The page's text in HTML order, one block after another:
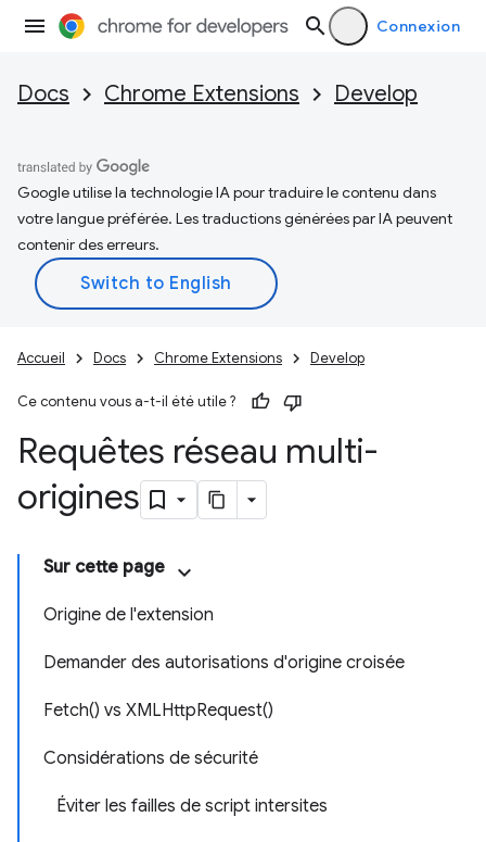
Connexion
Docs Chrome Extensions Develop
Google utilise la technologie IA pour traduire le contenu dans
votre langue préférée. Les traductions générées par IA peuvent
contenir des erreurs.
Accueil Docs Chrome Extensions Develop
Ce contenu vous a-t-il été utile ?
Requêtes réseau multi-
origines
Sur cette page
Origine de l'extension
Demander des autorisations d'origine croisée
Fetch() vs XMLHttpRequest()
Considérations de sécurité
Éviter les failles de script intersites